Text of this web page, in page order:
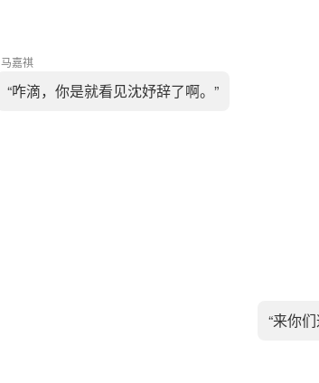
马嘉祺
“咋滴，你是就看见沈妤辞了啊。”
“来你